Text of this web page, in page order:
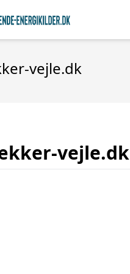
vejle.dk
vejle.dk